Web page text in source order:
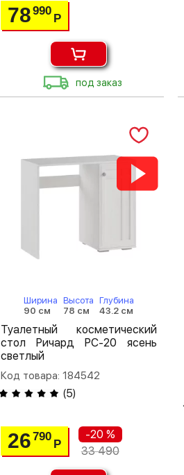
78990
Р
под заказ
Ширина
90 см
Высота
78 см
Глубина
43.2 см
Туалетный косметический
стол Ричард РС-20 ясень
светлый
Код товара: 184542
(5)
26790
Р
-20 %
33 490